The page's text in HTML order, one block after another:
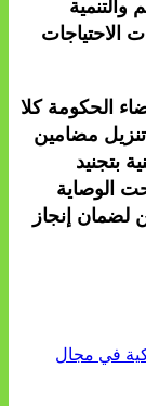
والتنمية
الاحتياجات
الحكومة كلا
تنزيل مضامين
بتجنيد
الوصاية
لضمان إنجاز
في مجال